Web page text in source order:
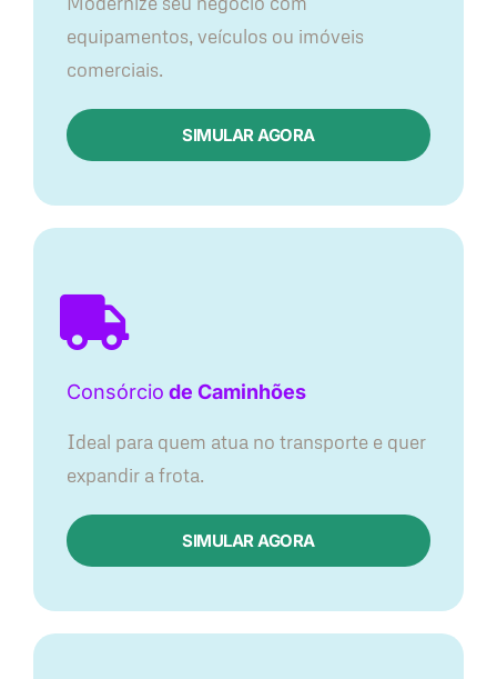
equipamentos, veículos ou imóveis
comerciais.
SIMULAR AGORA
Consórcio de Caminhões
Ideal para quem atua no transporte e quer
expandir a frota.
SIMULAR AGORA